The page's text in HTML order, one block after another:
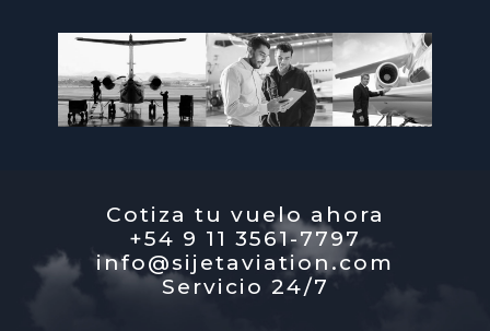
Cotiza tu vuelo ahora
+54 9 11 3561-7797
info@sijetaviation.com
Servicio 24/7